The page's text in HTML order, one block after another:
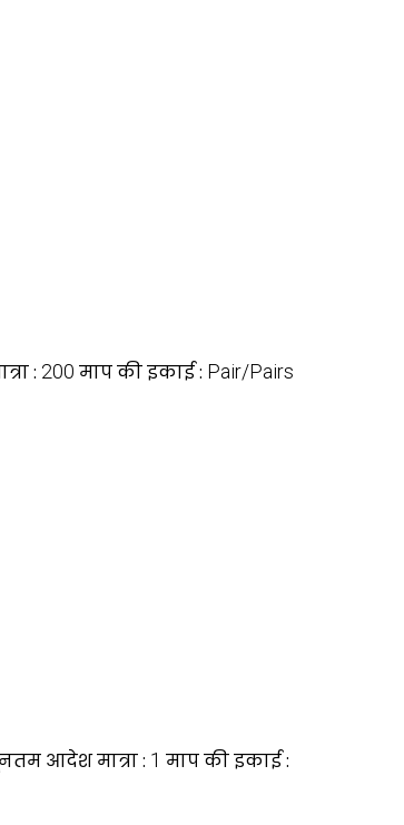
: 200 माप की इकाई : Pair/Pairs
आदेश मात्रा : 1 माप की इकाई :